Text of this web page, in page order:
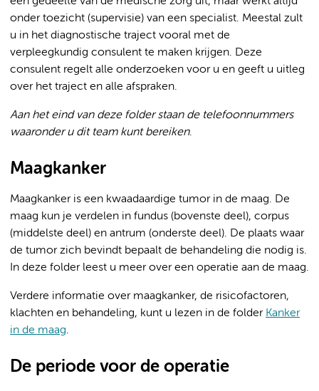
onder toezicht (supervisie) van een specialist. Meestal zult
u in het diagnostische traject vooral met de
verpleegkundig consulent te maken krijgen. Deze
consulent regelt alle onderzoeken voor u en geeft u uitleg
over het traject en alle afspraken.
Aan het eind van deze folder staan de telefoonnummers
waaronder u dit team kunt bereiken.
Maagkanker
Maagkanker is een kwaadaardige tumor in de maag. De
maag kun je verdelen in fundus (bovenste deel), corpus
(middelste deel) en antrum (onderste deel). De plaats waar
de tumor zich bevindt bepaalt de behandeling die nodig is.
In deze folder leest u meer over een operatie aan de maag.
Verdere informatie over maagkanker, de risicofactoren,
klachten en behandeling, kunt u lezen in de folder Kanker
in de maag.
De periode voor de operatie